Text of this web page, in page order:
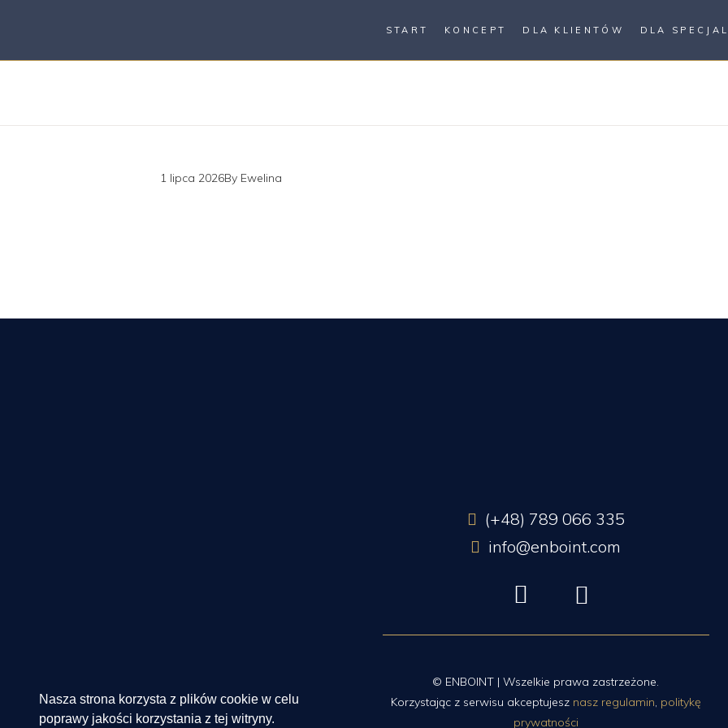
Nasza strona korzysta z plików cookie w celu
poprawy jakości korzystania z tej witryny.
START KONCEPT DLA KLIENTÓW DLA
1 lipca 2026By Ewelina
(+48) 789 066 335
info@enboint.com
© ENBOINT | Wszelkie prawa zastrzeżone.
Korzystając z serwisu akceptujesz nasz regulamin, politykę
prywatności